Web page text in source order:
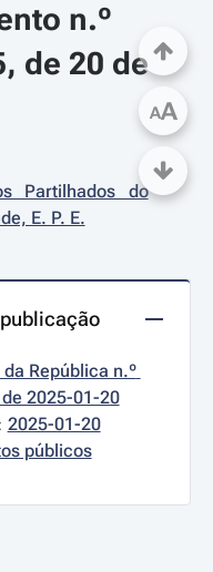
n.º
de 20 de
Partilhados do
E. P. E.
República n.º
2025-01-20
2025-01-20
públicos
AA